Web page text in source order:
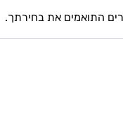
התואמים את בחירתך.